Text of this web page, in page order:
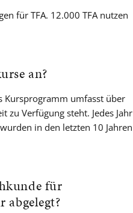
für TFA. 12.000 TFA nutzen
an?
Kursprogramm umfasst über
zu Verfügung steht. Jedes Jahr
in den letzten 10 Jahren
für